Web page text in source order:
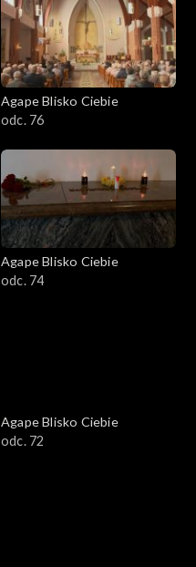
Agape Blisko Ciebie
odc. 76
Agape Blisko Ciebie
odc. 74
Agape Blisko Ciebie
odc. 72